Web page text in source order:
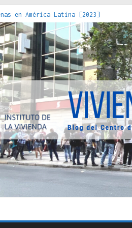
en América Latina [2023]
espacialización de los Estados :
choca con el acero : hacia una
una vivienda adecuada [2019]
de la Caja del Seguro Obrero en